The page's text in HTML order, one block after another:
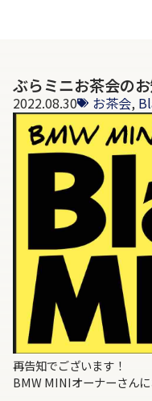
ぶらミニお茶会の
2022.08.30 お茶会,
再告知でございます！
BMW MINIオーナーさんに